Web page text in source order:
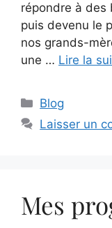
répondre à des
puis devenu le
nos grands-
une … Lire la
Catégories
Blog
Laisser un
Mes